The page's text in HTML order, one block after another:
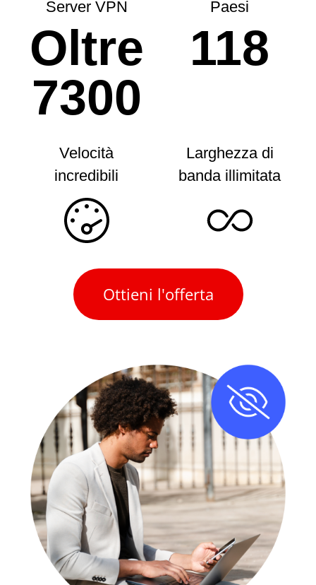
Server VPN
Oltre
7300
Paesi
118
Velocità
incredibili
Larghezza di
banda illimitata
Ottieni l'offerta